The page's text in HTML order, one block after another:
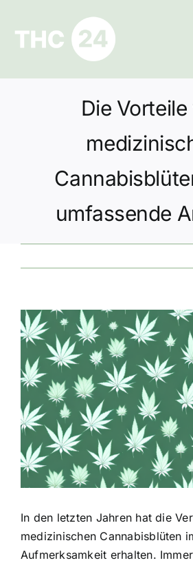
springen
Ratgeber
Datenschutz
Impressum
Die Vorteile
umfassende
Zeige
grösseres
Bild
In den letzten Jahren hat die
medizinischen Cannabisblüten
Aufmerksamkeit erhalten.